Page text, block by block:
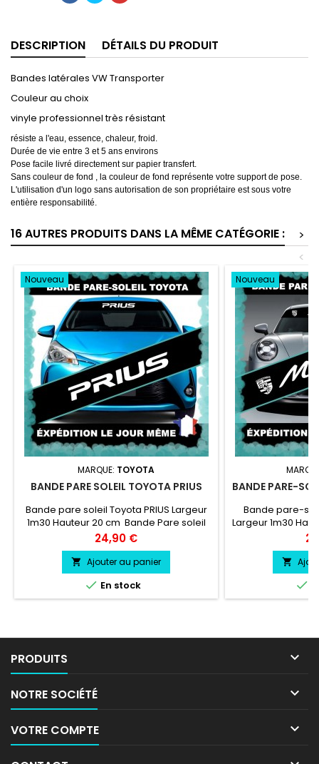
DESCRIPTION DÉTAILS DU PRODUIT
Bandes latérales VW Transporter
Couleur au choix
vinyle professionnel très résistant
résiste a l'eau, essence, chaleur, froid.
Durée de vie entre 3 et 5 ans environs
Pose facile livré directement sur papier transfert.
Sans couleur de fond , la couleur de fond représente votre support de pose.
L'utilisation d'un logo sans autorisation de son propriétaire est sous votre
entière responsabilité.
16 AUTRES PRODUITS DANS LA MÊME CATÉGORIE :
>
<
Nouveau
MARQUE: TOYOTA
BANDE PARE SOLEIL TOYOTA PRIUS
Bande pare soleil Toyota PRIUS Largeur
1m30 Hauteur 20 cm Bande Pare soleil
couleur au choix Logo Toyota
PRIUS couleur au choix
Prix
24,90 €
 Ajouter au panier
 En stock
Nouveau
BANDE PARE-
Bande pare-
Largeur 1m30
soleil couleur
MACAN


PRODUITS 
NOTRE SOCIÉTÉ 
VOTRE COMPTE 